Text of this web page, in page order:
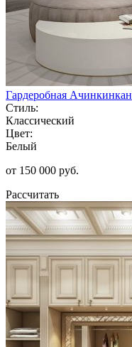
Гардеробная Ачинкинкан
Стиль:
Классический
Цвет:
Белый
от 150 000 руб.
Рассчитать